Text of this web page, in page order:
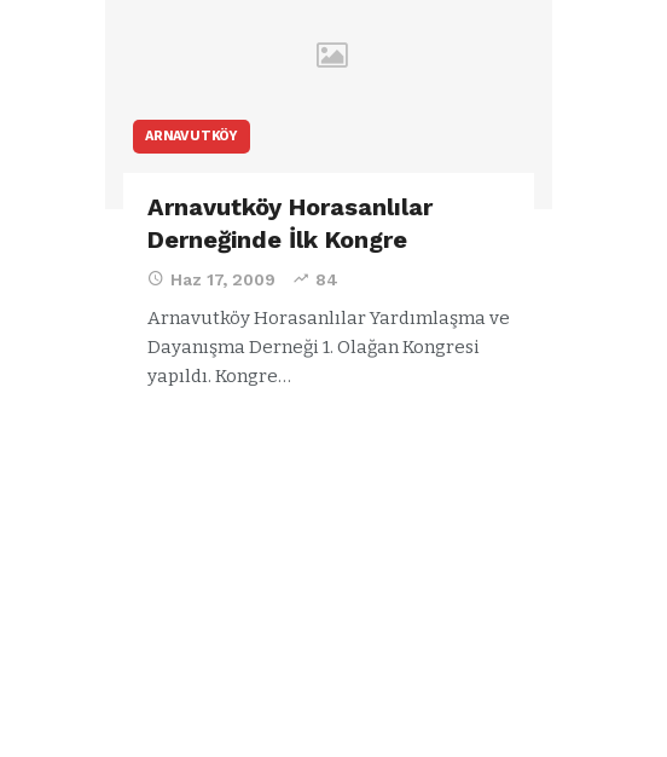
ARNAVUTKÖY
Arnavutköy Horasanlılar
Derneğinde İlk Kongre
Haz 17, 2009 84
Arnavutköy Horasanlılar Yardımlaşma ve
Dayanışma Derneği 1. Olağan Kongresi
yapıldı. Kongre…